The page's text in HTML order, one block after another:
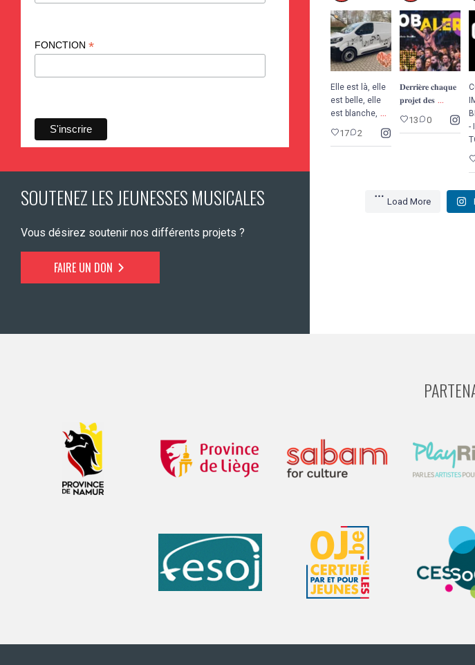
FONCTION *
SOUTENEZ LES JEUNESSES MUSICALES
Vous désirez soutenir nos différents projets ?
FAIRE UN DON
Elle est là, elle
est belle, elle
est blanche, ...
17 2
𝐃𝐞𝐫𝐫𝐢𝐞̀𝐫𝐞 𝐜𝐡𝐚𝐪𝐮𝐞
𝐩𝐫𝐨𝐣𝐞𝐭 𝐝𝐞𝐬 ...
13 0
-
Load More